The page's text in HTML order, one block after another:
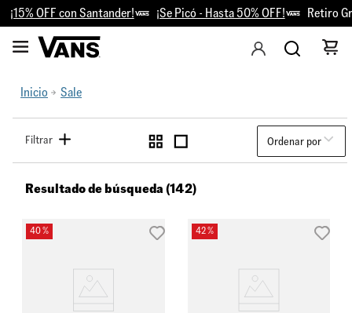
OFF con Santander! ¡Se Picó - Hasta 50% OFF! Retiro Gratis
Inicio Sale
Filtrar Ordenar por
Resultado de búsqueda (142)
40 % 42 %